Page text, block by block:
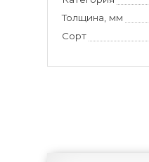
Толщина, мм
Сорт